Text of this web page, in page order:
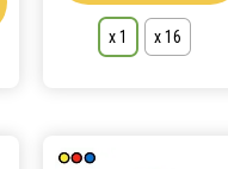
x 1 x 16